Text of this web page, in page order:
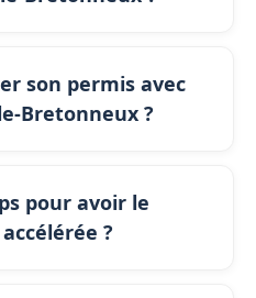
son permis avec
Bretonneux ?
pour avoir le
?